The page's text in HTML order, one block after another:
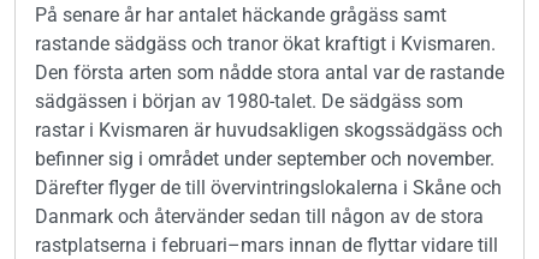
På senare år har antalet häckande grågäss samt
rastande sädgäss och tranor ökat kraftigt i Kvismaren.
Den första arten som nådde stora antal var de rastande
sädgässen i början av 1980-talet. De sädgäss som
rastar i Kvismaren är huvudsakligen skogssädgäss och
befinner sig i området under september och november.
Därefter flyger de till övervintringslokalerna i Skåne och
Danmark och återvänder sedan till någon av de stora
rastplatserna i februari–mars innan de flyttar vidare till